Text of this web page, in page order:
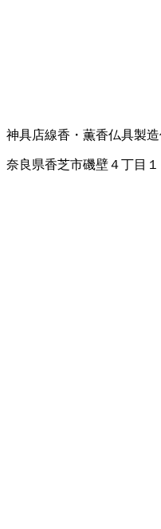
神具店線香・薫香仏具製造
奈良県香芝市磯壁４丁目１